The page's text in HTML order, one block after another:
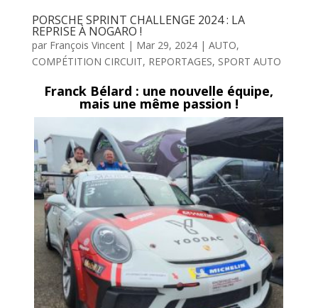
PORSCHE SPRINT CHALLENGE 2024 : LA
REPRISE À NOGARO !
par François Vincent| Mar 29, 2024| AUTO,
COMPÉTITION CIRCUIT, REPORTAGES, SPORT AUTO
Franck Bélard : une nouvelle équipe,
mais une même passion !